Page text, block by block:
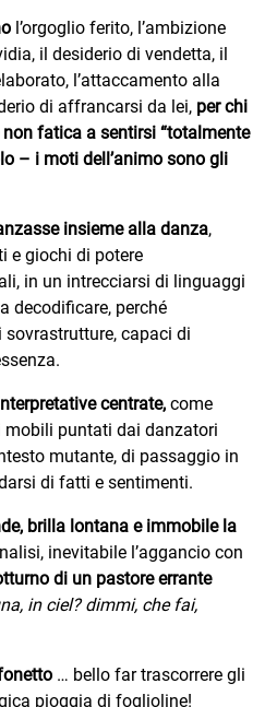
l’orgoglio ferito, l’ambizione
il desiderio di vendetta, il
l’attaccamento alla
di affrancarsi da lei, per chi
fatica a sentirsi “totalmente
– i moti dell’animo sono gli
insieme alla danza,
e giochi di potere
in un intrecciarsi di linguaggi
decodificare, perché
capaci di
centrate, come
puntati dai danzatori
mutante, di passaggio in
di fatti e sentimenti.
brilla lontana e immobile la
inevitabile l’aggancio con
di un pastore errante
in ciel? dimmi, che fai,
… bello far trascorrere gli
pioggia di foglioline!